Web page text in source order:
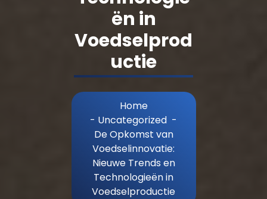
ën in
Voedselprod
uctie
Home
- Uncategorized -
De Opkomst van
Voedselinnovatie:
Nieuwe Trends en
Technologieën in
Voedselproductie